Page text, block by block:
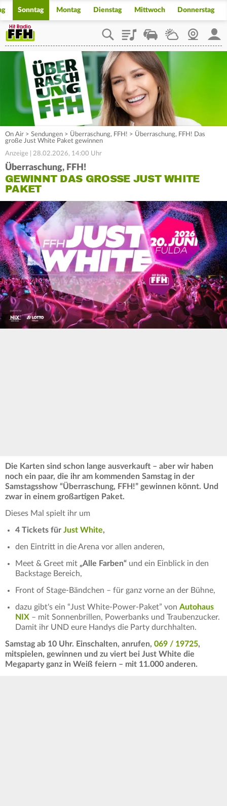
Sonntag Montag Dienstag Mittwoch Donnerstag
PlaylistStaupilotWetterWebcam
On Air > Sendungen > Überraschung, FFH! > Überraschung, FFH! Das
große Just White Paket gewinnen
Anzeige | 28.02.2026, 14:00 Uhr
Überraschung, FFH!
GEWINNT DAS GROSSE JUST WHITE P
AKET
Die Karten sind schon lange ausverkauft – aber wir haben
noch ein paar, die ihr am kommenden Samstag in der
Samstagsshow “Überraschung, FFH!” gewinnen könnt. Und
zwar in einem großartigen Paket.
Dieses Mal spielt ihr um
4 Tickets für Just White,
den Eintritt in die Arena vor allen anderen,
Meet & Greet mit „Alle Farben“ und ein Einblick in den
Backstage Bereich,
Front of Stage-Bändchen – für ganz vorne an der Bühne,
dazu gibt's ein “Just White-Power-Paket” von Autohaus
NIX – mit Sonnenbrillen, Powerbanks und Traubenzucker.
Damit ihr UND eure Handys die Party durchhalten.
Samstag ab 10 Uhr. Einschalten, anrufen, 069 / 19725,
mitspielen, gewinnen und zu viert bei Just White die
Megaparty ganz in Weiß feiern – mit 11.000 anderen.